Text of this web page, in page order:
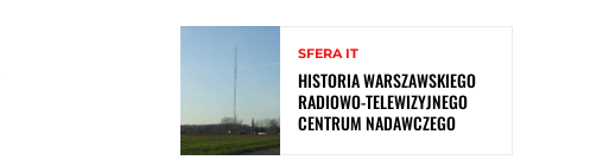
SFERA IT
HISTORIA WARSZAWSKIEGO
RADIOWO-TELEWIZYJNEGO
CENTRUM NADAWCZEGO